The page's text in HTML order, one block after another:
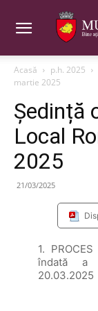
Acasă p.h. 2025
martie 2025
Ședință
Local
2025
21/03/2025
1.
îndată a
20.03.2025